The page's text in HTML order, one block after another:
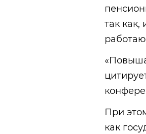
так как,
При
как